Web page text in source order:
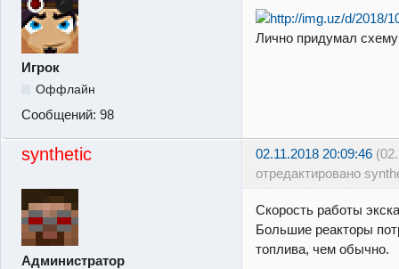
Игрок
Оффлайн
Сообщений: 98
Лично придумал
synthetic 02.11.2018 20:09:46
отредактировано
Администратор
Скорость работы
Большие реакторы
топлива, чем обычно.